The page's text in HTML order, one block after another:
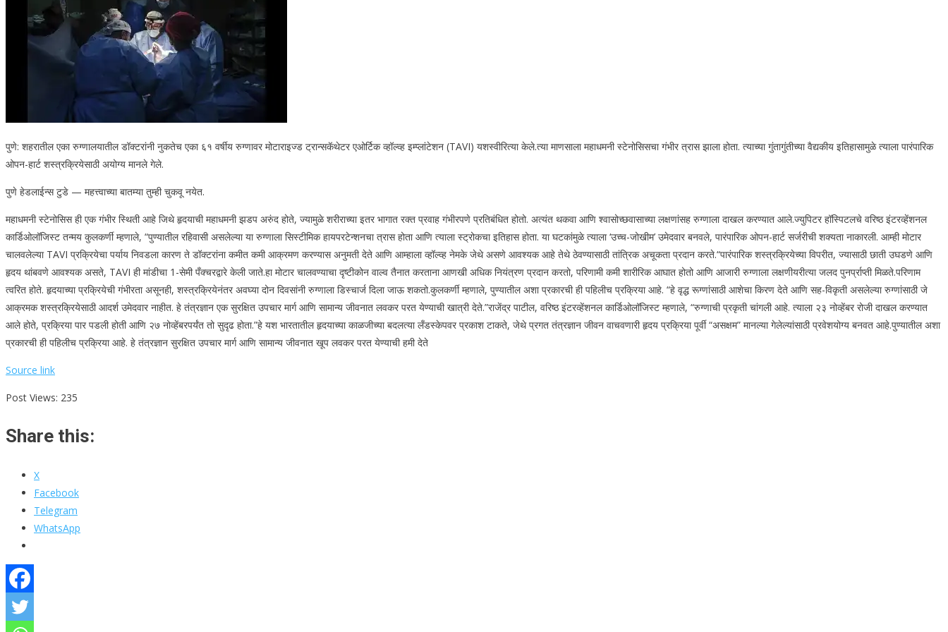
पुणे: शहरातील एका रुग्णालयातील डॉक्टरांनी नुकतेच एका ६१ वर्षीय रुग्णावर मोटाराइज्ड ट्रान्सकॅथेटर एओर्टिक व्हॉल्व्ह इम्प्लांटेशन (TAVI) यशस्वीरित्या केले.त्या माणसाला महाधमनी स्टेनोसिसचा गंभीर त्रास झाला होता. त्याच्या गुंतागुंतीच्या वैद्यकीय इतिहासामुळे त्याला पारंपारिक
ओपन-हार्ट शस्त्रक्रियेसाठी अयोग्य मानले गेले.
पुणे हेडलाईन्स टुडे — महत्त्वाच्या बातम्या तुम्ही चुकवू नयेत.
महाधमनी स्टेनोसिस ही एक गंभीर स्थिती आहे जिथे हृदयाची महाधमनी झडप अरुंद होते, ज्यामुळे शरीराच्या इतर भागात रक्त प्रवाह गंभीरपणे प्रतिबंधित होतो. अत्यंत थकवा आणि श्वासोच्छवासाच्या लक्षणांसह रुग्णाला दाखल करण्यात आले.ज्युपिटर हॉस्पिटलचे वरिष्ठ इंटरव्हेंशनल
कार्डिओलॉजिस्ट तन्मय कुलकर्णी म्हणाले, “पुण्यातील रहिवासी असलेल्या या रुग्णाला सिस्टीमिक हायपरटेन्शनचा त्रास होता आणि त्याला स्ट्रोकचा इतिहास होता. या घटकांमुळे त्याला ‘उच्च-जोखीम’ उमेदवार बनवले, पारंपारिक ओपन-हार्ट सर्जरीची शक्यता नाकारली. आम्ही मोटार
चालवलेल्या TAVI प्रक्रियेचा पर्याय निवडला कारण ते डॉक्टरांना कमीत कमी आक्रमण करण्यास अनुमती देते आणि आम्हाला व्हॉल्व्ह नेमके जेथे असणे आवश्यक आहे तेथे ठेवण्यासाठी तांत्रिक अचूकता प्रदान करते.“पारंपारिक शस्त्रक्रियेच्या विपरीत, ज्यासाठी छाती उघडणे आणि
हृदय थांबवणे आवश्यक असते, TAVI ही मांडीचा 1-सेमी पँक्चरद्वारे केली जाते.हा मोटार चालवण्याचा दृष्टीकोन वाल्व तैनात करताना आणखी अधिक नियंत्रण प्रदान करतो, परिणामी कमी शारीरिक आघात होतो आणि आजारी रुग्णाला लक्षणीयरीत्या जलद पुनर्प्राप्ती मिळते.परिणाम
त्वरित होते. हृदयाच्या प्रक्रियेची गंभीरता असूनही, शस्त्रक्रियेनंतर अवघ्या दोन दिवसांनी रुग्णाला डिस्चार्ज दिला जाऊ शकतो.कुलकर्णी म्हणाले, पुण्यातील अशा प्रकारची ही पहिलीच प्रक्रिया आहे. “हे वृद्ध रूग्णांसाठी आशेचा किरण देते आणि सह-विकृती असलेल्या रुग्णांसाठी जे
आक्रमक शस्त्रक्रियेसाठी आदर्श उमेदवार नाहीत. हे तंत्रज्ञान एक सुरक्षित उपचार मार्ग आणि सामान्य जीवनात लवकर परत येण्याची खात्री देते.”राजेंद्र पाटील, वरिष्ठ इंटरव्हेंशनल कार्डिओलॉजिस्ट म्हणाले, “रुग्णाची प्रकृती चांगली आहे. त्याला २३ नोव्हेंबर रोजी दाखल करण्यात
आले होते, प्रक्रिया पार पडली होती आणि २७ नोव्हेंबरपर्यंत तो सुदृढ होता.”हे यश भारतातील हृदयाच्या काळजीच्या बदलत्या लँडस्केपवर प्रकाश टाकते, जेथे प्रगत तंत्रज्ञान जीवन वाचवणारी हृदय प्रक्रिया पूर्वी “असक्षम” मानल्या गेलेल्यांसाठी प्रवेशयोग्य बनवत आहे.पुण्यातील अशा
प्रकारची ही पहिलीच प्रक्रिया आहे. हे तंत्रज्ञान सुरक्षित उपचार मार्ग आणि सामान्य जीवनात खूप लवकर परत येण्याची हमी देते
Source link
Post Views: 235
Share this:
X
Facebook
Telegram
WhatsApp